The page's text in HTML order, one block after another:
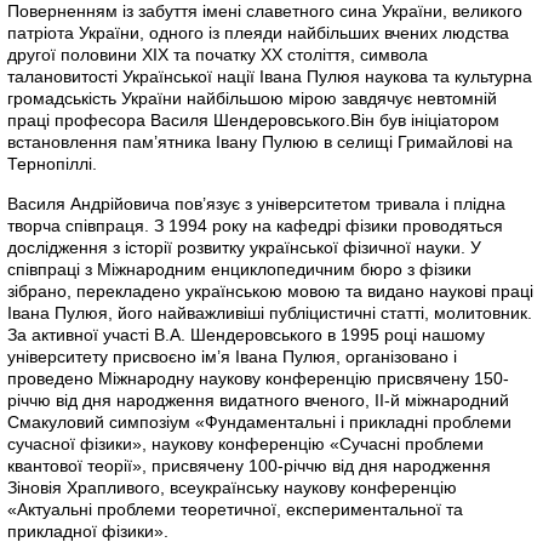
Поверненням із забуття імені славетного сина України, великого
патріота України, одного із плеяди найбільших вчених людства
другої половини ХІХ та початку ХХ століття, символа
талановитості Української нації Івана Пулюя наукова та культурна
громадськість України найбільшою мірою завдячує невтомній
праці професора Василя Шендеровського.Він був ініціатором
встановлення пам’ятника Івану Пулюю в селищі Гримайлові на
Тернопіллі.
Василя Андрійовича пов’язує з університетом тривала і плідна
творча співпраця. З 1994 року на кафедрі фізики проводяться
дослідження з історії розвитку української фізичної науки. У
співпраці з Міжнародним енциклопедичним бюро з фізики
зібрано, перекладено українською мовою та видано наукові праці
Івана Пулюя, його найважливіші публіцистичні статті, молитовник.
За активної участі В.А. Шендеровського в 1995 році нашому
університету присвоєно ім’я Івана Пулюя, організовано і
проведено Міжнародну наукову конференцію присвячену 150-
річчю від дня народження видатного вченого, ІІ-й міжнародний
Смакуловий симпозіум «Фундаментальні і прикладні проблеми
сучасної фізики», наукову конференцію «Сучасні проблеми
квантової теорії», присвячену 100-річчю від дня народження
Зіновія Храпливого, всеукраїнську наукову конференцію
«Актуальні проблеми теоретичної, експериментальної та
прикладної фізики».